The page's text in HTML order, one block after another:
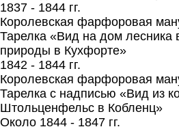
1837 - 1844 гг.
Королевская фарфоровая
Тарелка «Вид на дом лесника
природы в Кухфорте»
1842 - 1844 гг.
Королевская фарфоровая
Тарелка с надписью «Вид из
Штольценфельс в Кобленц»
Около 1844 - 1847 гг.